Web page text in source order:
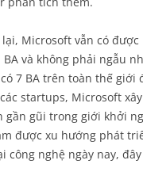
Microsoft vẫn có
và không phải ngẫu
7 BA trên toàn thế giới
startups, Microsoft
gần gũi trong giới khởi
được xu hướng phát
công nghệ ngày nay,